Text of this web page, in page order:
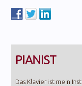
PIANIST
Das Klavier ist mein